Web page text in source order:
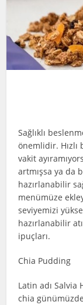
Sağlıklı
önemlidir. Hızlı
vakit
artmışsa ya da
hazırlanabilir
menümüze
seviyemizi
hazırlanabilir
ipuçları.
Chia Pudding
Latin adı
chia